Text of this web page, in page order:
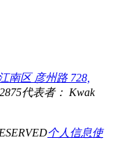
南区 彦州路 728,
代表者： Kwak
个人信息使